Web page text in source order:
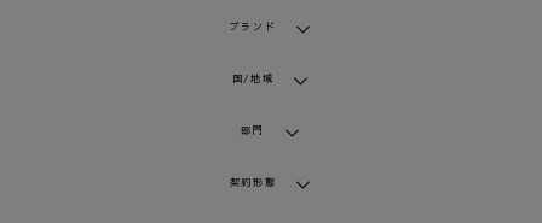
ブランド
国/地域
部門
契約形態